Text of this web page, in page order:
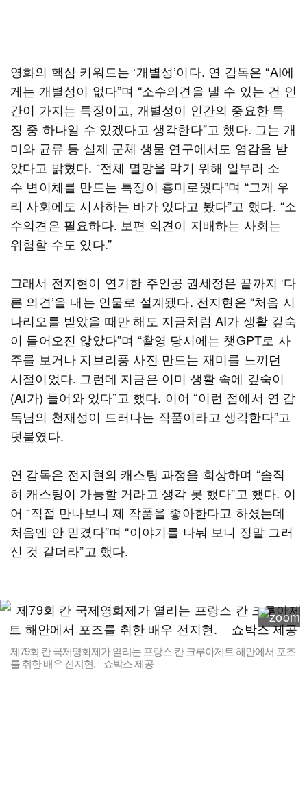
영화의 핵심 키워드는 ‘개별성’이다. 연 감독은 “AI에
게는 개별성이 없다”며 “소수의견을 낼 수 있는 건 인
간이 가지는 특징이고, 개별성이 인간의 중요한 특
징 중 하나일 수 있겠다고 생각한다”고 했다. 그는 개
미와 균류 등 실제 군체 생물 연구에서도 영감을 받
았다고 밝혔다. “전체 멸망을 막기 위해 일부러 소
수 변이체를 만드는 특징이 흥미로웠다”며 “그게 우
리 사회에도 시사하는 바가 있다고 봤다”고 했다. “소
수의견은 필요하다. 보편 의견이 지배하는 사회는
위험할 수도 있다.”
그래서 전지현이 연기한 주인공 권세정은 끝까지 ‘다
른 의견’을 내는 인물로 설계됐다. 전지현은 “처음 시
나리오를 받았을 때만 해도 지금처럼 AI가 생활 깊숙
이 들어오진 않았다”며 “촬영 당시에는 챗GPT로 사
주를 보거나 지브리풍 사진 만드는 재미를 느끼던
시절이었다. 그런데 지금은 이미 생활 속에 깊숙이
(AI가) 들어와 있다”고 했다. 이어 “이런 점에서 연 감
독님의 천재성이 드러나는 작품이라고 생각한다”고
덧붙였다.
연 감독은 전지현의 캐스팅 과정을 회상하며 “솔직
히 캐스팅이 가능할 거라고 생각 못 했다”고 했다. 이
어 “직접 만나보니 제 작품을 좋아한다고 하셨는데
처음엔 안 믿겼다”며 “이야기를 나눠 보니 정말 그러
신 것 같더라”고 했다.
제79회 칸 국제영화제가 열리는 프랑스 칸 크루아제트 해안에서 포즈
를 취한 배우 전지현. 쇼박스 제공